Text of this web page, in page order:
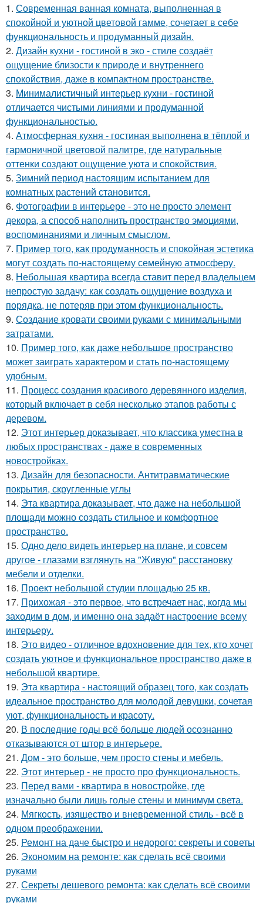
1. Современная ванная комната, выполненная в
спокойной и уютной цветовой гамме, сочетает в себе
функциональность и продуманный дизайн.
2. Дизайн кухни - гостиной в эко - стиле создаёт
ощущение близости к природе и внутреннего
спокойствия, даже в компактном пространстве.
3. Минималистичный интерьер кухни - гостиной
отличается чистыми линиями и продуманной
функциональностью.
4. Атмосферная кухня - гостиная выполнена в тёплой и
гармоничной цветовой палитре, где натуральные
оттенки создают ощущение уюта и спокойствия.
5. Зимний период настоящим испытанием для
комнатных растений становится.
6. Фотографии в интерьере - это не просто элемент
декора, а способ наполнить пространство эмоциями,
воспоминаниями и личным смыслом.
7. Пример того, как продуманность и спокойная эстетика
могут создать по-настоящему семейную атмосферу.
8. Небольшая квартира всегда ставит перед владельцем
непростую задачу: как создать ощущение воздуха и
порядка, не потеряв при этом функциональность.
9. Создание кровати своими руками с минимальными
затратами.
10. Пример того, как даже небольшое пространство
может заиграть характером и стать по-настоящему
удобным.
11. Процесс создания красивого деревянного изделия,
который включает в себя несколько этапов работы с
деревом.
12. Этот интерьер доказывает, что классика уместна в
любых пространствах - даже в современных
новостройках.
13. Дизайн для безопасности. Антитравматические
покрытия, скругленные углы
14. Эта квартира доказывает, что даже на небольшой
площади можно создать стильное и комфортное
пространство.
15. Одно дело видеть интерьер на плане, и совсем
другое - глазами взглянуть на "Живую" расстановку
мебели и отделки.
16. Проект небольшой студии площадью 25 кв.
17. Прихожая - это первое, что встречает нас, когда мы
заходим в дом, и именно она задаёт настроение всему
интерьеру.
18. Это видео - отличное вдохновение для тех, кто хочет
создать уютное и функциональное пространство даже в
небольшой квартире.
19. Эта квартира - настоящий образец того, как создать
идеальное пространство для молодой девушки, сочетая
уют, функциональность и красоту.
20. В последние годы всё больше людей осознанно
отказываются от штор в интерьере.
21. Дом - это больше, чем просто стены и мебель.
22. Этот интерьер - не просто про функциональность.
23. Перед вами - квартира в новостройке, где
изначально были лишь голые стены и минимум света.
24. Мягкость, изящество и вневременной стиль - всё в
одном преображении.
25. Ремонт на даче быстро и недорого: секреты и советы
26. Экономим на ремонте: как сделать всё своими
руками
27. Секреты дешевого ремонта: как сделать всё своими
руками